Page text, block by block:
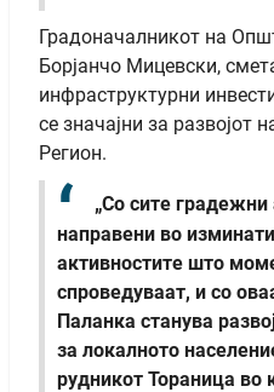
Градоначалникот на
Борјанчо Мицевски,
инфраструктурни
се значајни за развојот
Регион.
„Со сите
направени во
активностите што
спроведуваат, и со
Паланка станува
за локалното
рудникот Тораница во